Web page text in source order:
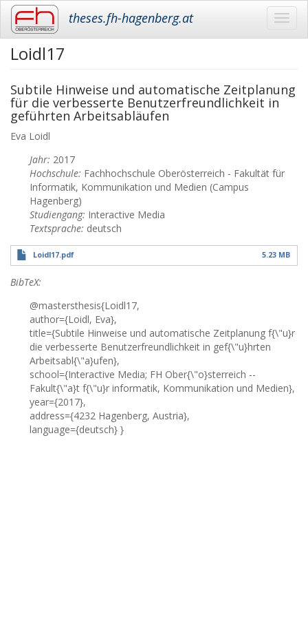
Skip
content
theses.fh-hagenberg.at
Loidl17
Subtile Hinweise und automatische Zeitplanung
für die verbesserte Benutzerfreundlichkeit in
geführten Arbeitsabläufen
Eva Loidl
Jahr: 2017
Hochschule: Fachhochschule Oberösterreich - Fakultät für
Informatik, Kommunikation und Medien (Campus
Hagenberg)
Studiengang: Interactive Media
Textsprache: deutsch
Loidl17.pdf 5.23 MB
BibTeX:
@mastersthesis{Loidl17,
author={Loidl, Eva},
title={Subtile Hinweise und automatische Zeitplanung f{\"u}r
die verbesserte Benutzerfreundlichkeit in gef{\"u}hrten
Arbeitsabl{\"a}ufen},
school={Interactive Media; FH Ober{\"o}sterreich --
Fakult{\"a}t f{\"u}r informatik, Kommunikation und Medien},
year={2017},
address={4232 Hagenberg, Austria},
language={deutsch} }